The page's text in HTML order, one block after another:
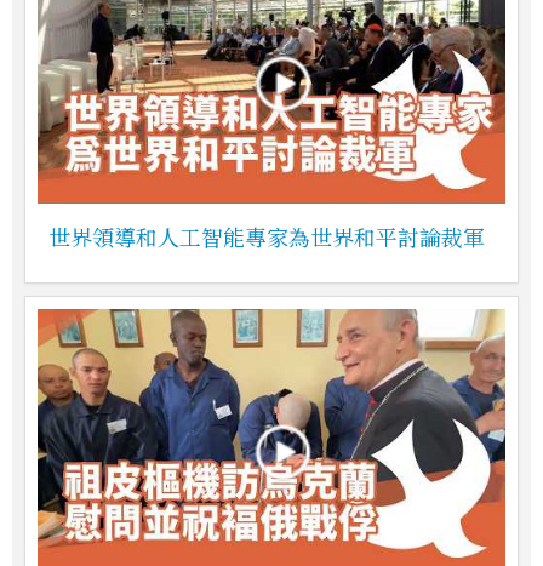
世界領導和人工智能專家為世界和平討論裁軍